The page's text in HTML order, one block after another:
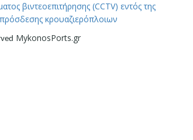
βιντεοεπιτήρησης (CCTV) εντός της
κρουαζιερόπλοιων
MykonosPorts.gr